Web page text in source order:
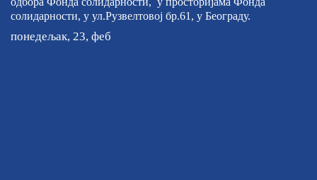
солидарности, у ул.Рузвелтовој бр.61, у Београду.
понедељак, 23, феб